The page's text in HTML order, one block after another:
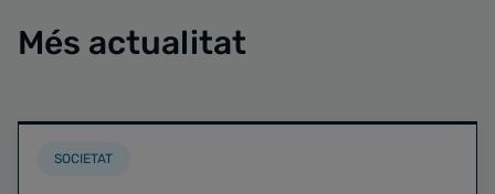
Més actualitat
SOCIETAT